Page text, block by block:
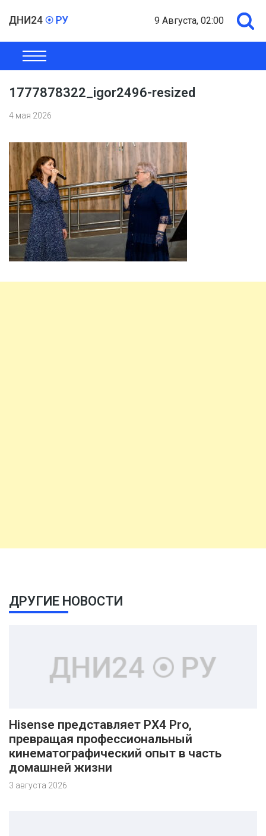
9 Августа, 02:00
ОБЩЕСТВО
1777878322_igor2496-resized
4 мая 2026
ДРУГИЕ НОВОСТИ
Hisense представляет PX4 Pro,
превращая профессиональный
кинематографический опыт в часть
домашней жизни
3 августа 2026